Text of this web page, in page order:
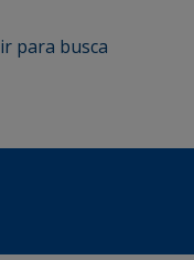
ir para busca